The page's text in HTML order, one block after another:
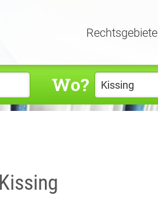
Rechtsgebiete
Wo?